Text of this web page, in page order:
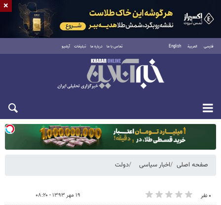
فارسی العربية English تماس با ما درباره ما تبلیغات آرشیو
یکشنبه ۱۸ مرداد ۱۴۰۵
صفحه اصلی اخبار سیاسی دولت
۰ نفر ۱۹ مهر ۱۳۹۳ - ۰۸:۲۰
×